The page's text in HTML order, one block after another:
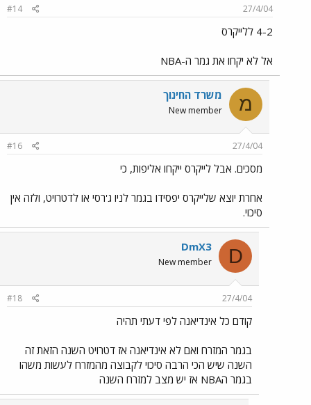
27/4/04
#14
4-2 ללייקרס
אל לא יקחו את גמר ה-NBA
מ משרד החינוך
New member
27/4/04
#16
מסכים. אבל לייקרס ייקחו אליפות, כי
אחרת יוצא שלייקרס יפסידו בגמר לניו ג'רסי או לדטרויט, ולזה אין
סיכוי.
D
DmX3
New member
27/4/04
#18
קודם כל אינדיאנה לפי דעתי תהיה
בגמר המזרח ואם לא אינדיאנה אז דטרויט השנה הזאת זה
השנה שיש הכי הרבה סיכוי לקבוצה מהמזרח לעשות משהו
בגמר הNBA אז יש מצב למזרח השנה